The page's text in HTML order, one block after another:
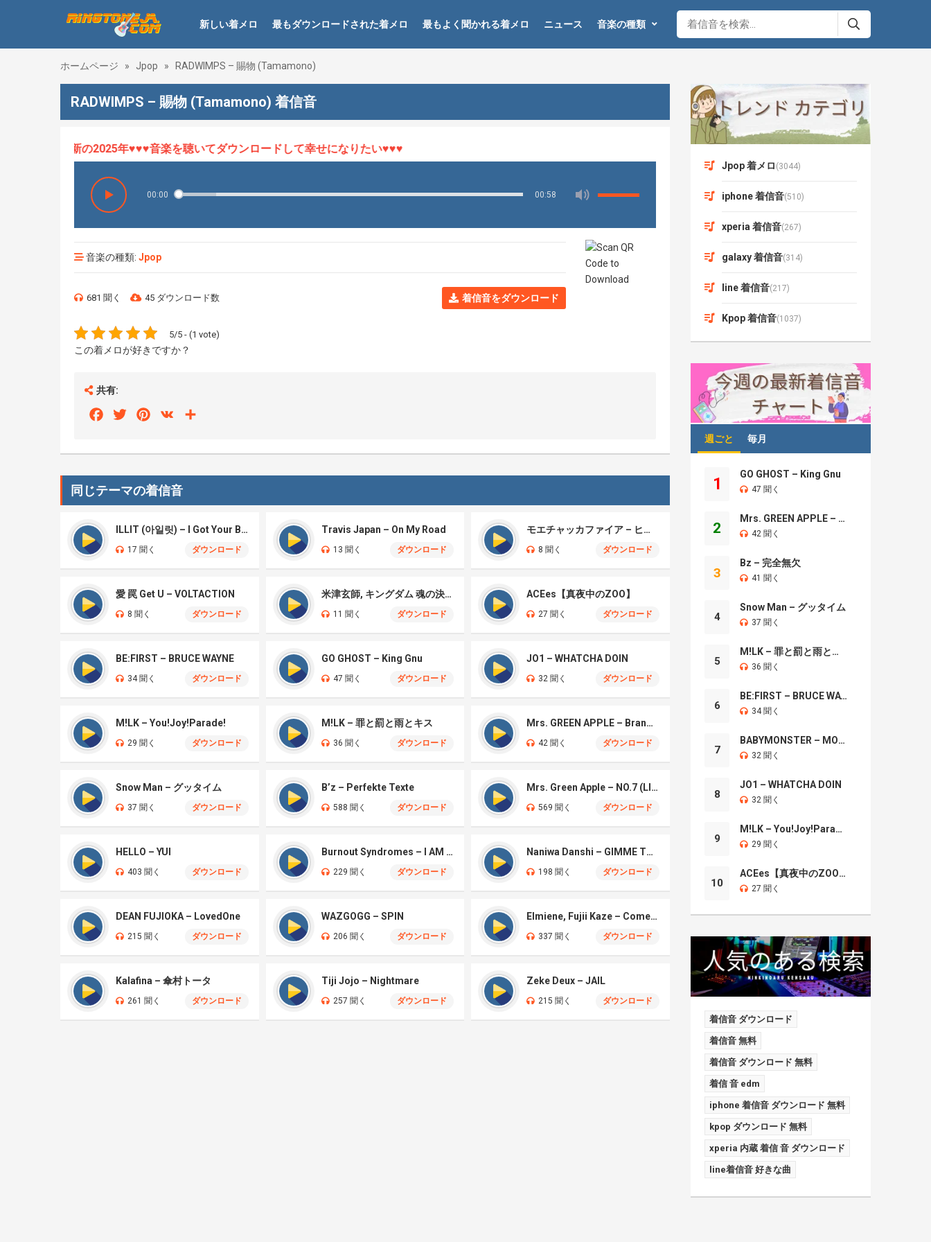
新しい着メロ 最もダウンロードされた着メロ 最もよく聞かれる着メロ ニュース 音楽の種類
ホームページ » Jpop » RADWIMPS – 賜物 (Tamamono)
RADWIMPS – 賜物 (Tamamono) 着信音
HOT、最新の2025年♥♥♥音楽を聴いてダウンロードして幸せになりたい♥♥♥
00:00 00:58
音楽の種類: Jpop
681 聞く 45 ダウンロード数 着信音をダウンロード
5/5 - (1 vote)
この着メロが好きですか？
共有:
FacebookTwitterPinterest
VK
同じテーマの着信音
ILLIT (아일릿) – I Got Your Back
17 聞く ダウンロード
Travis Japan – On My Road
13 聞く ダウンロード
モエチャッカファイア – ヒューゴ、狛野真斗、ライト、セヴェリアン (Cover )
8 聞く ダウンロード
愛 罠 Get U – VOLTACTION
8 聞く ダウンロード
米津玄師, キングダム 魂の決戦 – 公開記念PV
11 聞く ダウンロード
ACEes【真夜中のZOO】
27 聞く ダウンロード
BE:FIRST – BRUCE WAYNE
34 聞く ダウンロード
GO GHOST – King Gnu
47 聞く ダウンロード
JO1 – WHATCHA DOIN
32 聞く ダウンロード
M!LK – You!Joy!Parade!
29 聞く ダウンロード
M!LK – 罪と罰と雨とキス
36 聞く ダウンロード
Mrs. GREEN APPLE – Brand New
42 聞く ダウンロード
Snow Man – グッタイム
37 聞く ダウンロード
B’z – Perfekte Texte
588 聞く ダウンロード
Mrs. Green Apple – NO.7 (LIVE)
569 聞く ダウンロード
HELLO – YUI
403 聞く ダウンロード
Burnout Syndromes – I AM A HERO
229 聞く ダウンロード
Naniwa Danshi – GIMME THE DAY
198 聞く ダウンロード
DEAN FUJIOKA – LovedOne
215 聞く ダウンロード
WAZGOGG – SPIN
206 聞く ダウンロード
Elmiene, Fujii Kaze – Comets Gold
337 聞く ダウンロード
Kalafina – 傘村トータ
261 聞く ダウンロード
Tiji Jojo – Nightmare
257 聞く ダウンロード
Zeke Deux – JAIL
215 聞く ダウンロード
Jpop 着メロ (3044)
iphone 着信音(510)
xperia 着信音(267)
galaxy 着信音(314)
line 着信音(217)
Kpop 着信音(1037)
週ごと 毎月
1
GO GHOST – King Gnu
47 聞く
2
Mrs. GREEN APPLE – Brand New
42 聞く
3
Bz – 完全無欠
41 聞く
4
Snow Man – グッタイム
37 聞く
5
M!LK – 罪と罰と雨とキス
36 聞く
6
BE:FIRST – BRUCE WAYNE
34 聞く
7
BABYMONSTER – MOON
32 聞く
8
JO1 – WHATCHA DOIN
32 聞く
9
M!LK – You!Joy!Parade!
29 聞く
10
ACEes【真夜中のZOO】
27 聞く
着信音 ダウンロード
着信音 無料
着信音 ダウンロード 無料
着信 音 edm
iphone 着信音 ダウンロード 無料
kpop ダウンロード 無料
xperia 内蔵 着信 音 ダウンロード
line着信音 好きな曲